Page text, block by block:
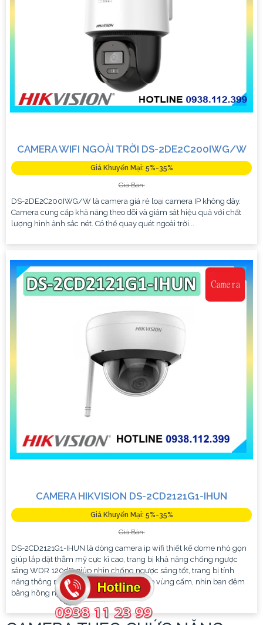
CAMERA WIFI NGOÀI TRỜI DS-2DE2C200IWG/W
Giá Khuyến Mại: 5%-35%
Giá Bán:
DS-2DE2C200IWG/W là camera giá rẻ loại camera IP không dây.
Camera cung cấp khả năng theo dõi và giám sát hiệu quả với chất
lượng hình ảnh sắc nét. Có thể quay quét ngoài trời...
CAMERA HIKVISION DS-2CD2121G1-IHUN
Giá Khuyến Mại: 5%-35%
Giá Bán:
DS-2CD2121G1-IHUN là dòng camera ip wifi thiết kế dome nhỏ gọn
giúp lắp đặt thẫm mỹ cực kì cao, trang bị khả năng chống ngược
sáng WDR 120dB giúp nhìn chống ngược sáng tốt, trang bị tính
năng thông minh hàng rào ảo, xâm nhập vùng cấm, nhìn ban đêm
bằng hồng ngoại 30m